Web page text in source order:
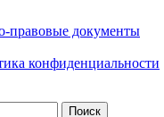
правовые документы
конфиденциальности